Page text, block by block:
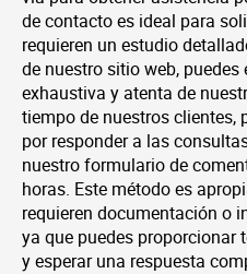
de contacto es ideal para
requieren un estudio
de nuestro sitio web, puedes
exhaustiva y atenta de
tiempo de nuestros clientes,
por responder a las
nuestro formulario de
horas. Este método es
requieren documentación o
ya que puedes proporcionar
y esperar una respuesta